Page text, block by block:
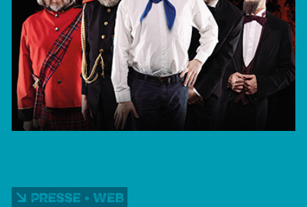
Presse • Web